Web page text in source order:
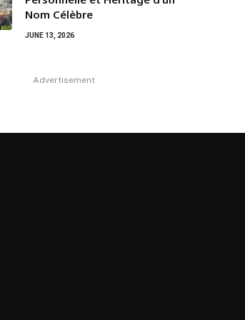
Nom Célèbre
JUNE 13, 2026
Advertisement